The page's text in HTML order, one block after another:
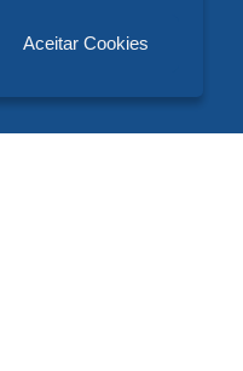
Aceitar Cookies